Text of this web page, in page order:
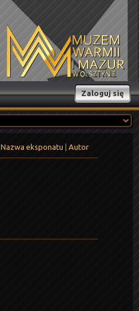
Zaloguj się
Nazwa eksponatu |Autor